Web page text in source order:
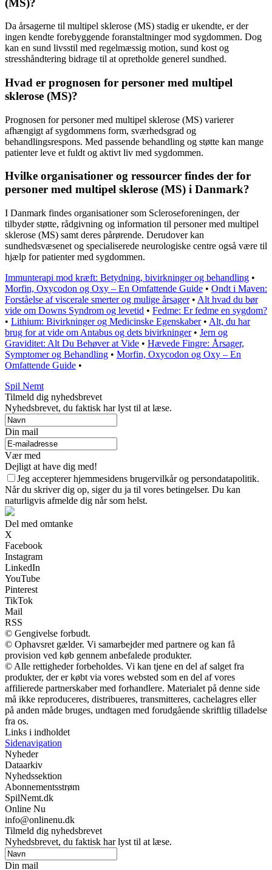
Da årsagerne til multipel sklerose (MS) stadig er ukendte, er der
ingen kendte forebyggende foranstaltninger mod sygdommen. Dog
kan en sund livsstil med regelmæssig motion, sund kost og
stresshåndtering bidrage til at opretholde generel sundhed.
Hvad er prognosen for personer med multipel
sklerose (MS)?
Prognosen for personer med multipel sklerose (MS) varierer
afhængigt af sygdommens form, sværhedsgrad og
behandlingsrespons. Med passende behandling og støtte kan mange
patienter leve et fuldt og aktivt liv med sygdommen.
Hvilke organisationer og ressourcer findes der for
personer med multipel sklerose (MS) i Danmark?
I Danmark findes organisationer som Scleroseforeningen, der
tilbyder støtte, rådgivning og information til personer med multipel
sklerose (MS) samt deres pårørende. Derudover kan
sundhedsvæsenet og specialiserede neurologiske centre også være til
hjælp for patienter med sygdommen.
Immunterapi mod kræft: Betydning, bivirkninger og behandling •
Morfin, Oxycodon og Oxy – En Omfattende Guide • Ondt i Maven:
Forståelse af viscerale smerter og mulige årsager• Alt hvad du bør
vide om Downs Syndrom og levetid • Fedme: Er fedme en sygdom?
• Lithium: Bivirkninger og Medicinske Egenskaber• Alt, du har
brug for at vide om Antabus og dets bivirkninger• Jern og
Graviditet: Alt Du Behøver at Vide • Hævede Fingre: Årsager,
Symptomer og Behandling • Morfin, Oxycodon og Oxy – En
Omfattende Guide •
Spil Nemt
Tilmeld dig nyhedsbrevet
Nyhedsbrevet, du faktisk har lyst til at læse.
Din mail
Vær med
Dejligt at have dig med!
Jeg accepterer hjemmesidens brugervilkår og persondatapolitik.
Når du skriver dig op, siger du ja til vores betingelser. Du kan
naturligvis afmelde dig når som helst.
Del med omtanke
X
Facebook
Instagram
LinkedIn
YouTube
Pinterest
TikTok
Mail
RSS
© Gengivelse forbudt.
© Ophavsret gælder. Vi samarbejder med partnere og kan få
provision ved køb gennem anbefalede produkter.
© Alle rettigheder forbeholdes. Vi kan tjene en del af salget fra
produkter, der er købt via vores websted som en del af vores
affilierede partnerskaber med forhandlere. Materialet på denne side
må ikke reproduceres, distribueres, transmitteres, cachelagres eller
på anden måde bruges, undtagen med forudgående skriftlig tilladelse
fra os.
Links i indholdet
Sidenavigation
Nyheder
Dataarkiv
Nyhedssektion
Abonnementsstrøm
SpilNemt.dk
Online Nu
info@onlinenu.dk
Tilmeld dig nyhedsbrevet
Nyhedsbrevet, du faktisk har lyst til at læse.
Din mail